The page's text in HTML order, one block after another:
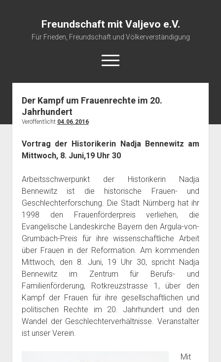
Freundschaft mit Valjevo e.V.
Für Frieden, Freundschaft und Völkerverständigung
open
menu
Startseite
Impressum
Der Kampf um Frauenrechte im 20.
Jahrhundert
Veröffentlicht 04.06.2016
Vortrag der Historikerin Nadja Bennewitz am
Mittwoch, 8. Juni,19 Uhr 30
Arbeitsschwerpunkt der Historikerin Nadja
Bennewitz ist die historische Frauen- und
Geschlechterforschung. Die Stadt Nürnberg hat ihr
1998 den Frauenförderpreis verliehen, die
Evangelische Landeskirche Bayern den Argula-von-
Grumbach-Preis für ihre wissenschaftliche Arbeit
über Frauen in der Reformation. Am kommenden
Mittwoch, den 8. Juni, 19 Uhr 30, spricht Nadja
Bennewitz im Zentrum für Berufs- und
Familienförderung, Rotkreuzstrasse 1, über den
Kampf der Frauen für ihre gesellschaftlichen und
politischen Rechte im 20. Jahrhundert und den
Wandel der Geschlechterverhältnisse. Veranstalter
ist unser Verein.
Mit